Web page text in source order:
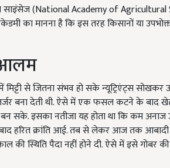
(National Academy of Agricultural
का मानना है कि इस तरह किसानों या
आलम
मिट्टी से जितना संभव हो सके न्यूट्रिएंट्स
जर्जर बना देती थी. ऐसे में एक फसल कटने के
सके. इसका नतीजा यह होता था कि कम
हरित क्रांति आई. तब से लेकर आज तक
की स्थिति पैदा नहीं होने दी. ऐसे में इसे गोबर